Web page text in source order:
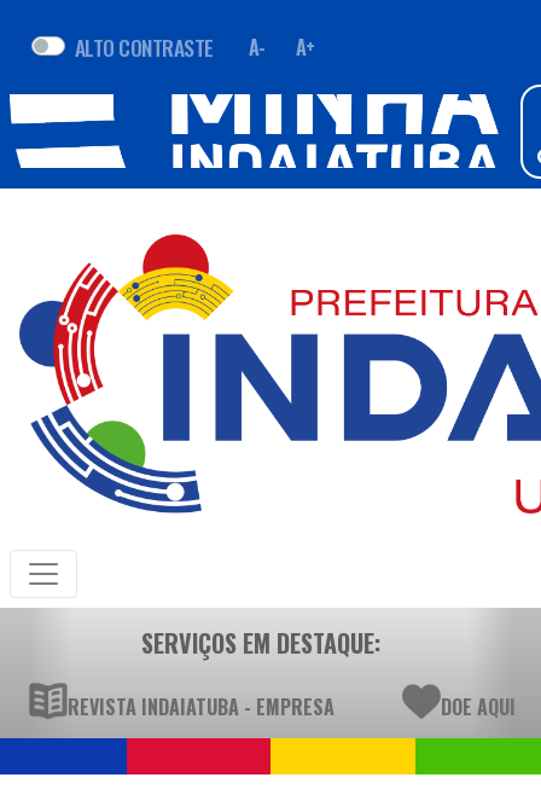
ALTO CONTRASTE A- A+
SERVIÇOS EM DESTAQUE:
REVISTA INDAIATUBA - EMPRESA DOE AQUI